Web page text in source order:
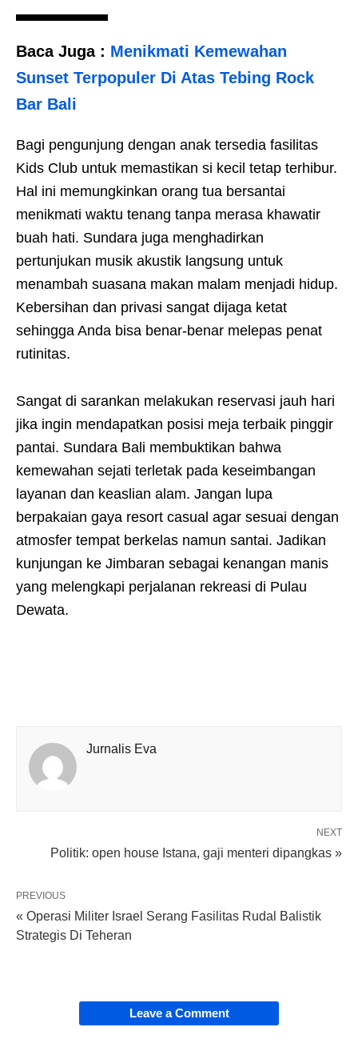
Baca Juga : Menikmati Kemewahan
Sunset Terpopuler Di Atas Tebing Rock
Bar Bali
Bagi pengunjung dengan anak tersedia fasilitas
Kids Club untuk memastikan si kecil tetap terhibur.
Hal ini memungkinkan orang tua bersantai
menikmati waktu tenang tanpa merasa khawatir
buah hati. Sundara juga menghadirkan
pertunjukan musik akustik langsung untuk
menambah suasana makan malam menjadi hidup.
Kebersihan dan privasi sangat dijaga ketat
sehingga Anda bisa benar-benar melepas penat
rutinitas.
Sangat di sarankan melakukan reservasi jauh hari
jika ingin mendapatkan posisi meja terbaik pinggir
pantai. Sundara Bali membuktikan bahwa
kemewahan sejati terletak pada keseimbangan
layanan dan keaslian alam. Jangan lupa
berpakaian gaya resort casual agar sesuai dengan
atmosfer tempat berkelas namun santai. Jadikan
kunjungan ke Jimbaran sebagai kenangan manis
yang melengkapi perjalanan rekreasi di Pulau
Dewata.
Jurnalis Eva
NEXT
Politik: open house Istana, gaji menteri dipangkas »
PREVIOUS
« Operasi Militer Israel Serang Fasilitas Rudal Balistik
Strategis Di Teheran
Leave a Comment